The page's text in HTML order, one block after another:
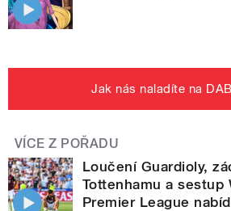
Jak nás naladíte na
VÍCE Z POŘADU
Loučení Guardioly,
Tottenhamu a sestup
Premier League